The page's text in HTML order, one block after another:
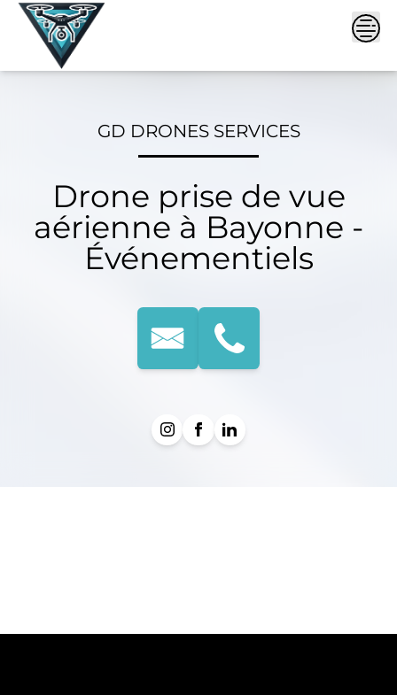
Skip
GD DRONES SERVICES
Drone prise de vue
aérienne à Bayonne -
Événementiels